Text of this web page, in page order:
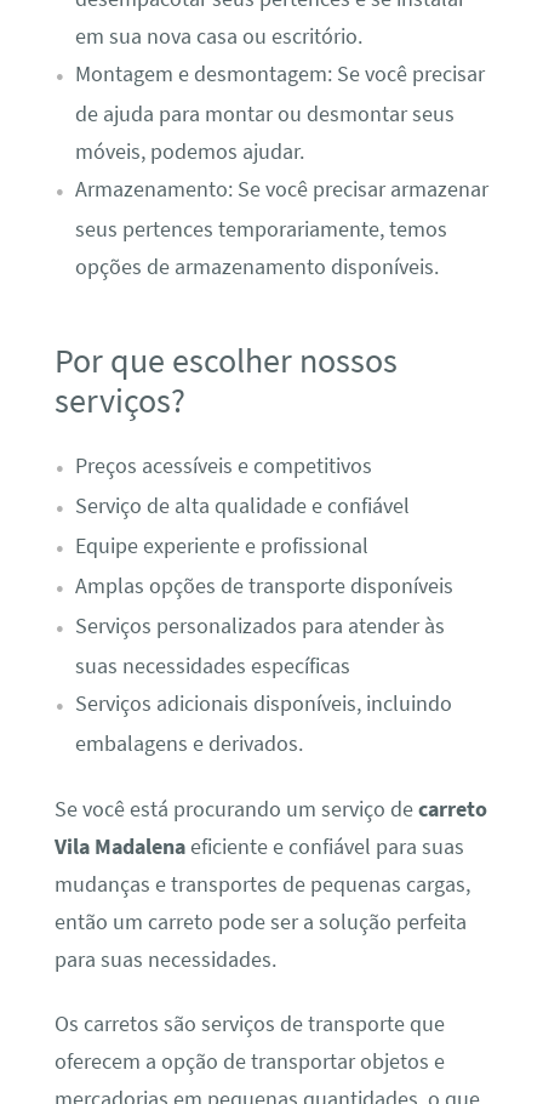
em sua nova casa ou escritório.
Montagem e desmontagem: Se você precisar
de ajuda para montar ou desmontar seus
móveis, podemos ajudar.
Armazenamento: Se você precisar armazenar
seus pertences temporariamente, temos
opções de armazenamento disponíveis.
Por que escolher nossos
serviços?
Preços acessíveis e competitivos
Serviço de alta qualidade e confiável
Equipe experiente e profissional
Amplas opções de transporte disponíveis
Serviços personalizados para atender às
suas necessidades específicas
Serviços adicionais disponíveis, incluindo
embalagens e derivados.
Se você está procurando um serviço decarreto
Vila Madalenaeficiente e confiável para suas
mudanças e transportes de pequenas cargas,
então um carreto pode ser a solução perfeita
para suas necessidades.
Os carretos são serviços de transporte que
oferecem a opção de transportar objetos e